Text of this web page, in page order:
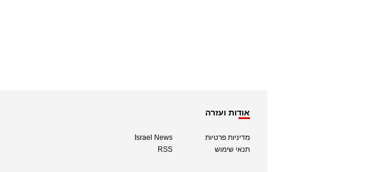
אודות ועזרה
מדיניות פרטיות
תנאי שימוש
Israel News
RSS